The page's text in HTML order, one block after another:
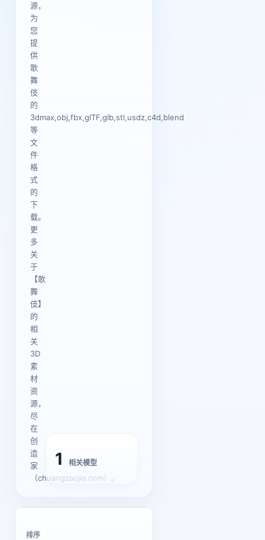
源，
为
您
提
供
歌
舞
伎
的
3dmax,obj,fbx,glTF,glb,stl,usdz,c4d,blend
等
文
件
格
式
的
下
载。
更
多
关
于
【歌
舞
伎】
的
相
关
3D
素
材
资
源，
尽
在
创
造
家
（chuangzaojia.com）。
1 相关模型
排序